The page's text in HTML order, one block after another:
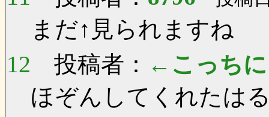
まだ↑見られますね
12 投稿者： ←こっちに
ほぞんしてくれたは